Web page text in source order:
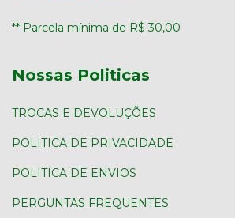
** Parcela mínima de R$ 30,00
Nossas Politicas
TROCAS E DEVOLUÇÕES
POLITICA DE PRIVACIDADE
POLITICA DE ENVIOS
PERGUNTAS FREQUENTES